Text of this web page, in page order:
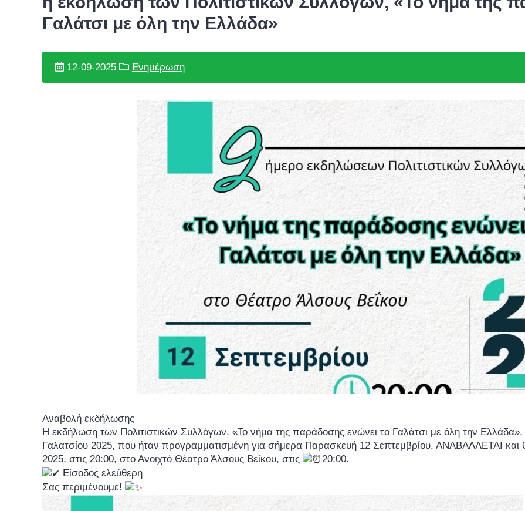
Γαλάτσι με όλη την Ελλάδα»
12-09-2025 Ενημέρωση
Αναβολή εκδήλωσης
Η εκδήλωση των Πολιτιστικών Συλλόγων, «Το νήμα της παράδοσης ενώνει το Γαλάτσι με όλη την Ελλάδα»,
Γαλατσίου 2025, που ήταν προγραμματισμένη για σήμερα Παρασκευή 12 Σεπτεμβρίου, ΑΝΑΒΑΛΛΕΤΑΙ και
2025, στις 20:00, στο Ανοιχτό Θέατρο Άλσους Βεΐκου, στις
20:00.
Είσοδος ελεύθερη
Σας περιμένουμε!